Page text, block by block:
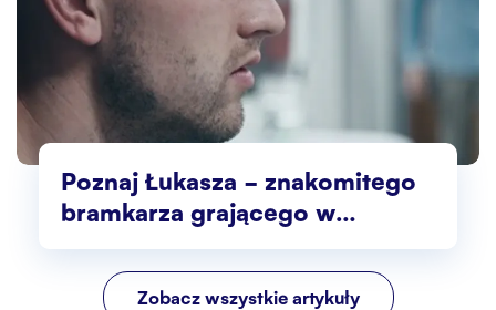
Poznaj Łukasza – znakomitego
bramkarza grającego w
Norwegii
Zobacz wszystkie artykuły